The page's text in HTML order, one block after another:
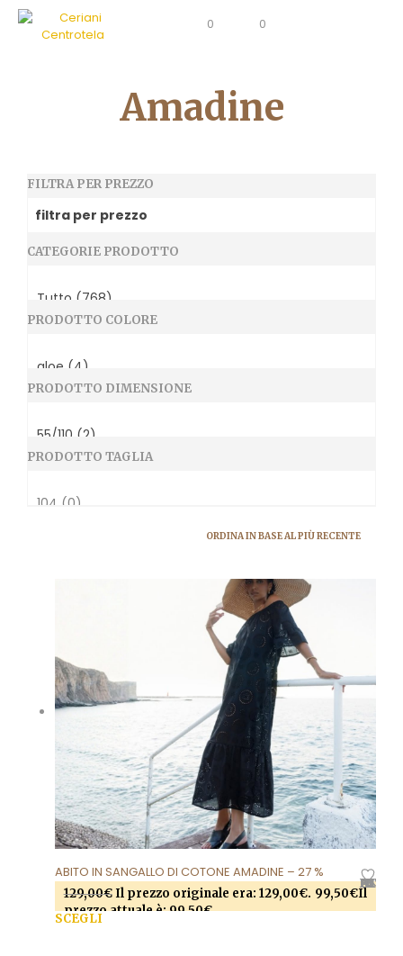
0 0
Amadine
FILTRA PER PREZZO
CATEGORIE PRODOTTO
PRODOTTO COLORE
PRODOTTO DIMENSIONE
PRODOTTO TAGLIA
AGGIUNGI ALLA LISTA DEI DESIDERI
ABITO IN SANGALLO DI COTONE AMADINE – 27 %
129,00€ Il prezzo originale era: 129,00€. 99,50€Il
prezzo attuale è: 99,50€.
SCEGLI